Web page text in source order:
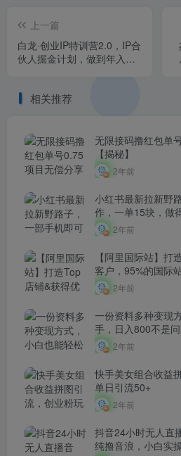
上一篇
白龙·创业IP特训营2.0，IP合
伙人掘金计划，做到年入
相关推荐
无限接码撸红包单
【揭秘】
2年前
小红书最新拉新野
作，一单15块，做
2年前
【阿里国际站】打
客户，​95%的国际
2年前
一份资料多种变现
手，日入800不是
2年前
快手美女组合收益
单日引流50+
2年前
抖音24小时无人直
纯撸音浪，小白实